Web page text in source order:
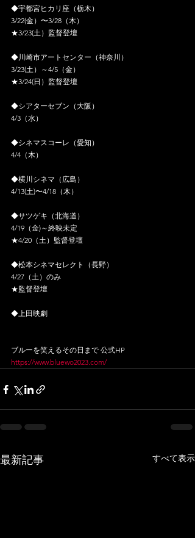
◆宇都宮ヒカリ座（栃木）
3/22(金）〜3/28（木）
★3/23(土）監督登壇
◆川崎市アートセンター（神奈川）
3/23(土）～4/5（金）
★3/24(日）監督登壇
◆シアターセブン（大阪）
4/3（水）
◆シネマスコーレ（愛知）
4/4（木）
◆横川シネマ（広島）
4/13(土)〜4/18（木）
◆サツゲキ（北海道）
4/19（金)～終映未定
★4/20（土）監督登壇
◆松本シネマセレクト（長野）
4/27（土）のみ
★監督登壇
◆上田映劇
ブルーを笑えるその日まで 公式HP
https://www.bluewo2023.com/
最新記事 すべて表示